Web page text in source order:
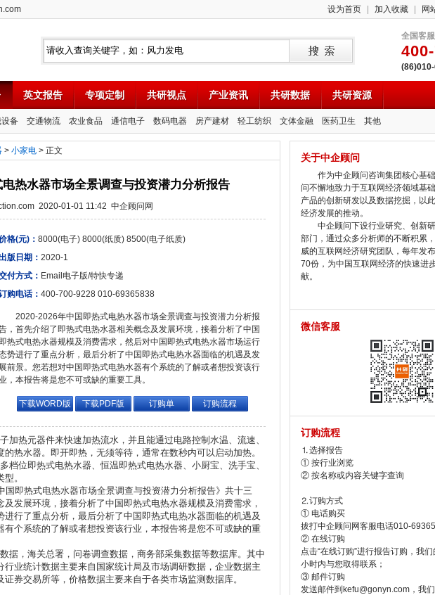
设为首页 加入收藏 网
全国客
英文报告 专项定制 共研视点 产业资讯 共研数据 共研资源
备 交通物流 农业食品 通信电子 数码电器 房产建材 轻工纺织 文体金融 医药卫生 其他
> 小家电 > 正文
热水器市场全景调查与投资潜力分析报告
2020-01-01 11:42 中企顾问网
格(元)： 8000(电子) 8000(纸质) 8500(电子纸质)
版日期： 2020-1
付方式： Email电子版/特快专递
购电话： 400-700-9228 010-69365838
2020-2026年中国即热式电热水器市场全景调查与投资潜力分析报
，首先介绍了即热式电热水器相关概念及发展环境，接着分析了中国
即热式电热水器规模及消费需求，然后对中国即热式电热水器市场运行
势进行了重点分析，最后分析了中国即热式电热水器面临的机遇及发
展前景。您若想对中国即热式电热水器有个系统的了解或者想投资该行
，本报告将是您不可或缺的重要工具。
下载WORD版 下载PDF版 订购单 订购流程
热元器件来快速加热流水，并且能通过电路控制水温、流速、
热水器。即开即热，无须等待，通常在数秒内可以启动加热。
位即热式电热水器、恒温即热式电热水器、小厨宝、洗手宝、
。
热式电热水器市场全景调查与投资潜力分析报告》共十三
发展环境，接着分析了中国即热式电热水器规模及消费需求，
行了重点分析，最后分析了中国即热式电热水器面临的机遇及
个系统的了解或者想投资该行业，本报告将是您不可或缺的重
，海关总署，问卷调查数据，商务部采集数据等数据库。其中
业统计数据主要来自国家统计局及市场调研数据，企业数据主
券交易所等，价格数据主要来自于各类市场监测数据库。
关于中企顾问
作为中企顾问咨询集团核心基础
问不懈地致力于互联网经济领域基
产品的创新研发以及数据挖掘，以
经济发展的推动。
中企顾问下设行业研究、创新研
部门，通过众多分析师的不断积累
威的互联网经济研究团队，每年发
70份，为中国互联网经济的快速进
献。
微信客服
订购流程
⒈选择报告
① 按行业浏览
② 按名称或内容关键字查询
⒉订购方式
① 电话购买
拔打中企顾问网客服电话010-
② 在线订购
点击“在线订购”进行报告订购，我
小时内与您取得联系；
③ 邮件订购
发送邮件到kefu@gonyn.com，我